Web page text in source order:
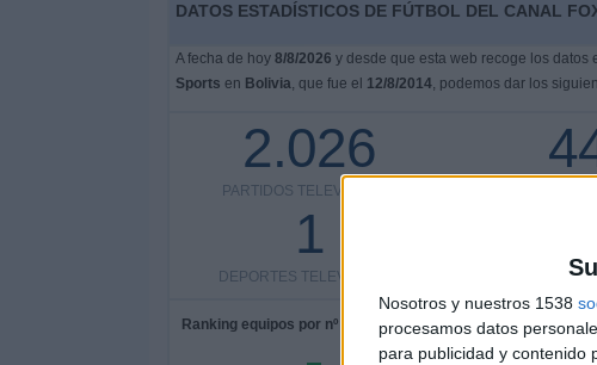
Nosotros y nuestros 1538
procesamos datos
para publicidad y contenido
DATOS ESTADÍSTICOS DE FÚTBOL DEL CANAL
A fecha de hoy 8/8/2026 y desde que esta web recoge los datos
Sports en Bolivia, que fue el 12/8/2014, podemos dar los
2.026
PARTIDOS TELEVISADOS
1
DEPORTES TELEVISADOS
Ranking equipos por nº de partidos